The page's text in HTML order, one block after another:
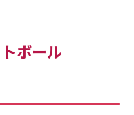
ボール